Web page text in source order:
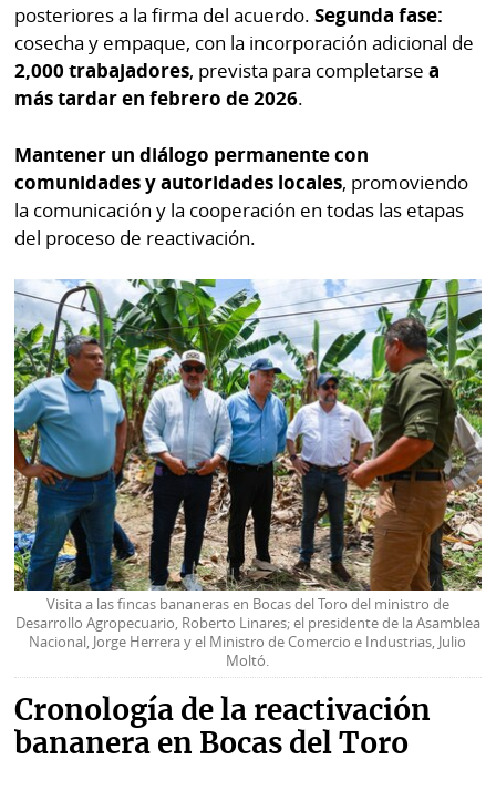
posteriores a la firma del acuerdo. Segunda fase:
cosecha y empaque, con la incorporación adicional de
2,000 trabajadores, prevista para completarsea
más tardar en febrero de 2026.
Mantener un diálogo permanente con
comunidades y autoridades locales, promoviendo
la comunicación y la cooperación en todas las etapas
del proceso de reactivación.
Visita a las fincas bananeras en Bocas del Toro del ministro de
Desarrollo Agropecuario, Roberto Linares; el presidente de la Asamblea
Nacional, Jorge Herrera y el Ministro de Comercio e Industrias, Julio
Moltó.
Cronología de la reactivación
bananera en Bocas del Toro